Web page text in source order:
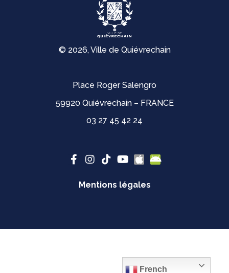
© 2026, Ville de Quiévrechain
Place Roger Salengro
59920 Quiévrechain – FRANCE
03 27 45 42 24
Mentions légales
French